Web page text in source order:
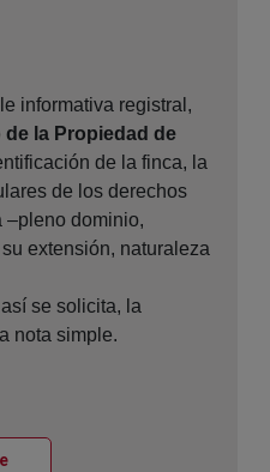
nueva
informativa registral,
de la Propiedad de
de la finca, la
de los derechos
–pleno dominio,
extensión, naturaleza
se solicita, la
nota simple.
Ventana nueva